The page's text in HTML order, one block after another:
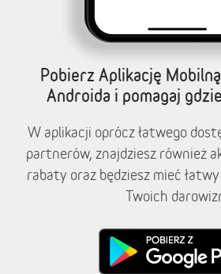
Pobierz Aplikację
Androida i pomagaj
W aplikacji oprócz łatwego
partnerów, znajdziesz również
rabaty oraz będziesz mieć
Twoich